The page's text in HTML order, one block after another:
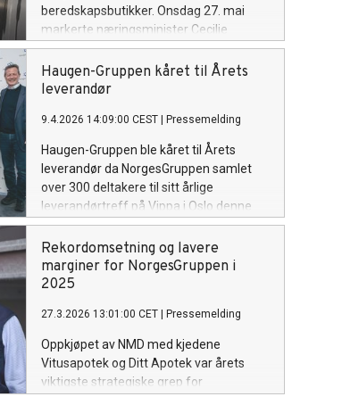
beredskapsbutikker. Onsdag 27. mai
markerte næringsminister Cecilie
Myrseth åpningen av piloten.
Haugen-Gruppen kåret til Årets
leverandør
9.4.2026 14:09:00 CEST Pressemelding
Haugen-Gruppen ble kåret til Årets
leverandør da NorgesGruppen samlet
over 300 deltakere til sitt årlige
leverandørtreff på Vippa i Oslo denne
uken. Totalt ble fire priser delt ut til
aktører som har utmerket seg det siste
året.
Rekordomsetning og lavere
marginer for NorgesGruppen i
2025
27.3.2026 13:01:00 CET Pressemelding
Oppkjøpet av NMD med kjedene
Vitusapotek og Ditt Apotek var årets
viktigste strategiske grep for